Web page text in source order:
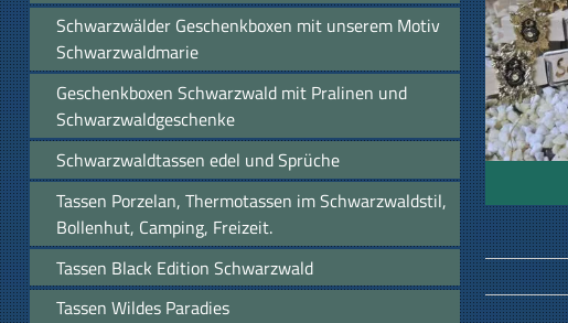
Schwarzwälder Geschenkboxen mit unserem Motiv
Schwarzwaldmarie
Geschenkboxen Schwarzwald mit Pralinen und
Schwarzwaldgeschenke
Schwarzwaldtassen edel und Sprüche
Tassen Porzelan, Thermotassen im Schwarzwaldstil,
Bollenhut, Camping, Freizeit.
Tassen Black Edition Schwarzwald
Tassen Wildes Paradies